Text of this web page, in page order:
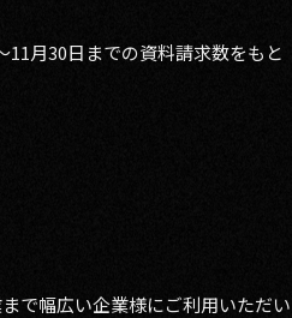
月30日までの資料請求数をもと
で幅広い企業様にご利用いただい